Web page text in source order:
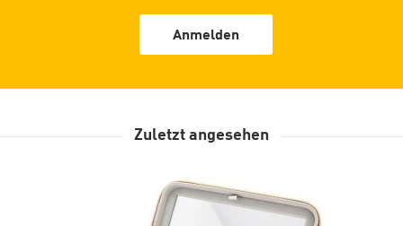
Anmelden
Zuletzt angesehen